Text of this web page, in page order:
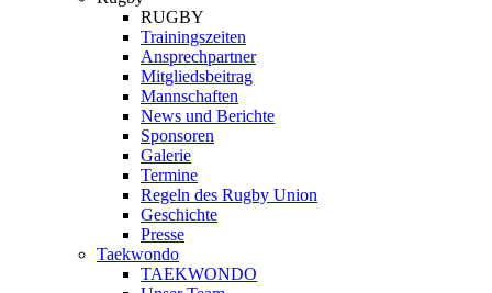
RUGBY
Trainingszeiten
Ansprechpartner
Mitgliedsbeitrag
Mannschaften
News und Berichte
Sponsoren
Galerie
Termine
Regeln des Rugby Union
Geschichte
Presse
Taekwondo
TAEKWONDO